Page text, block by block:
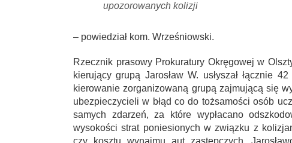
upozorowanych kolizji
– powiedział kom. Wrześniowski.
Rzecznik prasowy Prokuratury Okręgowej w
kierujący grupą Jarosław W. usłyszał łącznie
kierowanie zorganizowaną grupą zajmującą się
ubezpieczycieli w błąd co do tożsamości osób
samych zdarzeń, za które wypłacano
wysokości strat poniesionych w związku z